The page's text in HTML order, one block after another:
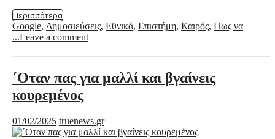
Περισσότερα
Google, Δημοσιεύσεις, Εθνικά, Επιστήμη, Καιρός, Πως να
...Leave a comment
΄Οταν πας για μαλλί και βγαίνεις
κουρεμένος
01/02/2025 truenews.gr